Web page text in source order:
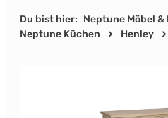
Du bist hier: Neptune Möbel &
Neptune Küchen
Henley